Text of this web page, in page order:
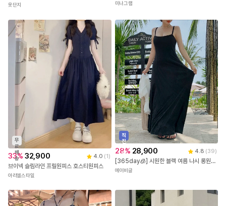
옷단지 미나그램
무
료
배
송
33% 32,900 4.0 (1 )
브이넥 슬림라인 프릴원피스 호스티원피스
아리엘스타일
직
진
배
송
28% 28,900 4.8 (39)
[365day🧊] 시원한 블랙 여름 나시 롱원피스 뷔스티에 끈나시 스퀘어넥 휴양지 원피스
에이비글